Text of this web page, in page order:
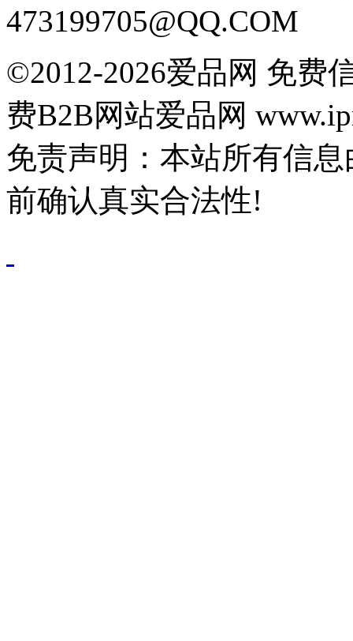
473199705@QQ.COM
©2012-2026爱品网 免费
费B2B网站爱品网
免责声明：本站所有信
前确认真实合法性!